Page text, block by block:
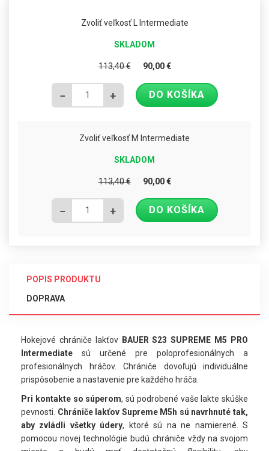
Zvoliť veľkosť L Intermediate
SKLADOM
113,40€ 90,00€
− + DO KOŠÍKA
Zvoliť veľkosť M Intermediate
SKLADOM
113,40€ 90,00€
− + DO KOŠÍKA
POPIS PRODUKTU
DOPRAVA
Hokejové chrániče lakťov BAUER S23 SUPREME M5 PRO
Intermediate sú určené pre poloprofesionálnych a
profesionálnych hráčov. Chrániče dovoľujú individuálne
prispôsobenie a nastavenie pre každého hráča.
Pri kontakte so súperom, sú podrobené vaše lakte skúške
pevnosti. Chrániče lakťov Supreme M5h sú navrhnuté tak,
aby zvládli všetky údery, ktoré sú na ne namierené. S
pomocou novej technológie budú chrániče vždy na svojom